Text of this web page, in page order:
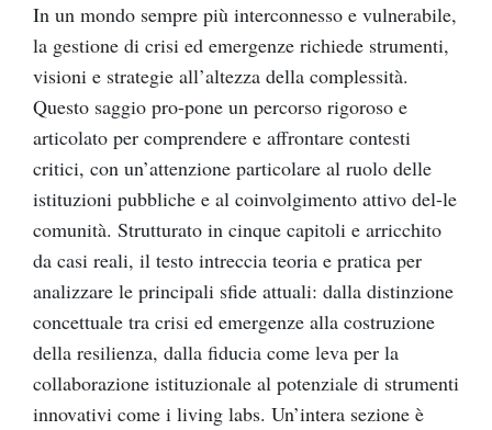
In un mondo sempre più interconnesso e vulnerabile,
la gestione di crisi ed emergenze richiede strumenti,
visioni e strategie all’altezza della complessità.
Questo saggio pro-pone un percorso rigoroso e
articolato per comprendere e affrontare contesti
critici, con un’attenzione particolare al ruolo delle
istituzioni pubbliche e al coinvolgimento attivo del-le
comunità. Strutturato in cinque capitoli e arricchito
da casi reali, il testo intreccia teoria e pratica per
analizzare le principali sfide attuali: dalla distinzione
concettuale tra crisi ed emergenze alla costruzione
della resilienza, dalla fiducia come leva per la
collaborazione istituzionale al potenziale di strumenti
innovativi come i living labs. Un’intera sezione è